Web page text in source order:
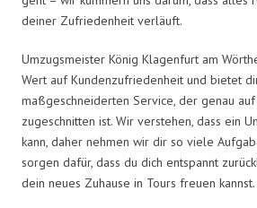
deiner Zufriedenheit verläuft.
Umzugsmeister König Klagenfurt am
Wert auf Kundenzufriedenheit und bietet
maßgeschneiderten Service, der genau
zugeschnitten ist. Wir verstehen, dass ein
kann, daher nehmen wir dir so viele
sorgen dafür, dass du dich entspannt
dein neues Zuhause in Tours freuen kannst.